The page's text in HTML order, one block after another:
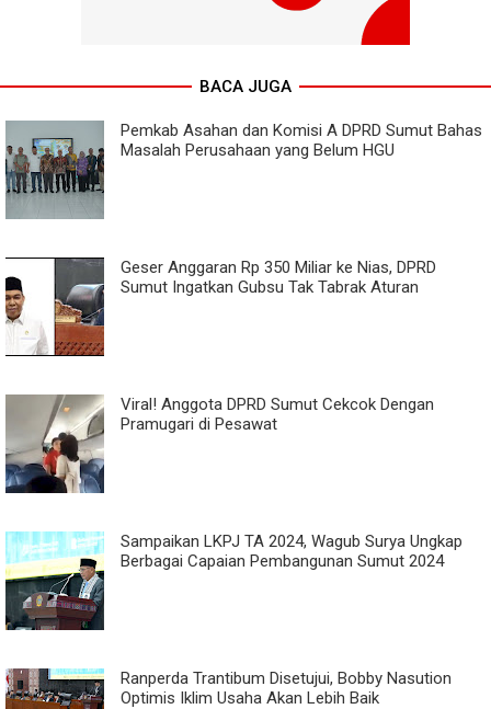
BACA JUGA
Pemkab Asahan dan Komisi A DPRD Sumut Bahas
Masalah Perusahaan yang Belum HGU
Geser Anggaran Rp 350 Miliar ke Nias, DPRD
Sumut Ingatkan Gubsu Tak Tabrak Aturan
Viral! Anggota DPRD Sumut Cekcok Dengan
Pramugari di Pesawat
Sampaikan LKPJ TA 2024, Wagub Surya Ungkap
Berbagai Capaian Pembangunan Sumut 2024
Ranperda Trantibum Disetujui, Bobby Nasution
Optimis Iklim Usaha Akan Lebih Baik